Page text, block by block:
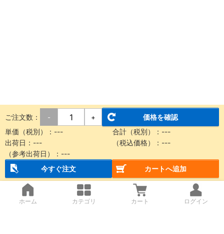
ご注文数： - +
価格を確認
単価（税別）： --- 合計（税別）： ---
出荷日： --- （税込価格）： ---
（参考出荷日）： ---
今すぐ注文
カートへ追加
ホーム カテゴリ カート ログイン